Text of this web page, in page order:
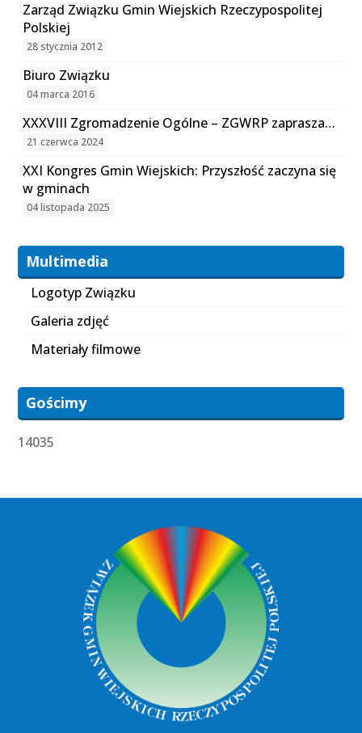
Zarząd Związku Gmin Wiejskich Rzeczypospolitej
Polskiej
28 stycznia 2012
Biuro Związku
04 marca 2016
XXXVIII Zgromadzenie Ogólne – ZGWRP zaprasza…
21 czerwca 2024
XXI Kongres Gmin Wiejskich: Przyszłość zaczyna się
w gminach
04 listopada 2025
Multimedia
Logotyp Związku
Galeria zdjęć
Materiały filmowe
Gościmy
14035